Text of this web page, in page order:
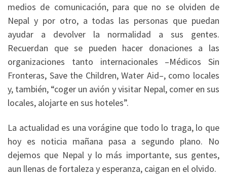
medios de comunicación, para que no se olviden de
Nepal y por otro, a todas las personas que puedan
ayudar a devolver la normalidad a sus gentes.
Recuerdan que se pueden hacer donaciones a las
organizaciones tanto internacionales –Médicos Sin
Fronteras, Save the Children, Water Aid–, como locales
y, también, “coger un avión y visitar Nepal, comer en sus
locales, alojarte en sus hoteles”.
La actualidad es una vorágine que todo lo traga, lo que
hoy es noticia mañana pasa a segundo plano. No
dejemos que Nepal y lo más importante, sus gentes,
aun llenas de fortaleza y esperanza, caigan en el olvido.